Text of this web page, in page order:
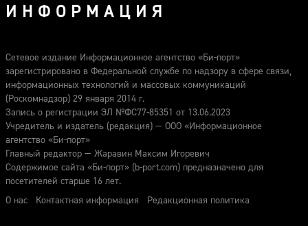
ИНФОРМАЦИЯ
Сетевое издание Информационное агентство «Би-порт»
зарегистрировано в Федеральной службе по надзору в сфере связи,
информационных технологий и массовых коммуникаций
(Роскомнадзор) 29 января 2014 г.
Запись о регистрации ЭЛ №ФС77-85351 от 13.06.2023
Учредитель и издатель (редакция) — ООО «Информационное
агентство «Би-порт»
Главный редактор — Жаравин Максим Игоревич
Содержимое сайта «Би-порт» (b-port.com) предназначено для
посетителей старше 16 лет.
О нас
Контактная информация Редакционная политика